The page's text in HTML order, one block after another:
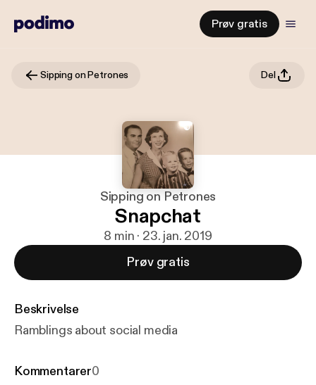
Prøv gratis
Sipping on Petrones Del
Sipping on Petrones
Snapchat
8 min · 23. jan. 2019
Prøv gratis
Beskrivelse
Ramblings about social media
Kommentarer0